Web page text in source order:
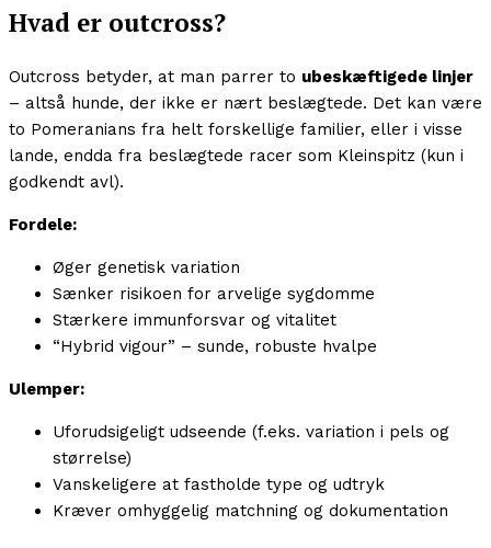
Hvad er outcross?
Outcross betyder, at man parrer to ubeskæftigede linjer
– altså hunde, der ikke er nært beslægtede. Det kan være
to Pomeranians fra helt forskellige familier, eller i visse
lande, endda fra beslægtede racer som Kleinspitz (kun i
godkendt avl).
Fordele:
Øger genetisk variation
Sænker risikoen for arvelige sygdomme
Stærkere immunforsvar og vitalitet
“Hybrid vigour” – sunde, robuste hvalpe
Ulemper:
Uforudsigeligt udseende (f.eks. variation i pels og
størrelse)
Vanskeligere at fastholde type og udtryk
Kræver omhyggelig matchning og dokumentation